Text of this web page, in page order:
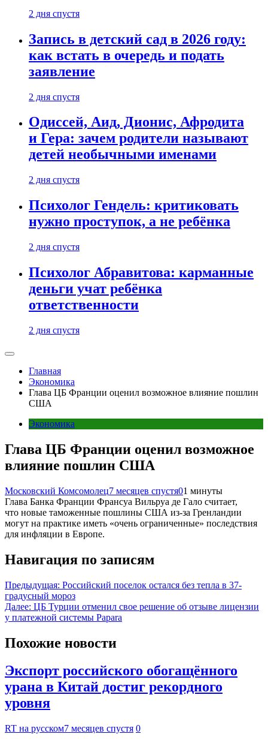
2 дня спустя
Запись в детский сад в 2026 году:
как встать в очередь и подать
заявление
2 дня спустя
Одиссей, Аид, Дионис, Афродита
и Гера: зачем родители называют
детей необычными именами
2 дня спустя
Психолог Гендель: критиковать
нужно проступок, а не ребёнка
2 дня спустя
Психолог Абравитова: карманные
деньги учат ребёнка
ответственности
2 дня спустя
Главная
Экономика
Глава ЦБ Франции оценил возможное влияние пошлин
США
Экономика
Глава ЦБ Франции оценил возможное
влияние пошлин США
Московский Комсомолец7 месяцев спустя01 минуты
Глава Банка Франции Франсуа Вильруа де Гало считает,
что новые таможенные пошлины США из-за Гренландии
могут на практике иметь «очень ограниченные» последствия
для инфляции в Европе.
Навигация по записям
Предыдущая: Российский поселок остался без тепла в 37-
градусный мороз
Далее: ЦБ Турции отменил свое решение об отзыве лицензии
у платежной системы Papara
Похожие новости
Экспорт российского обогащённого
урана в Китай достиг рекордного
уровня
RT на русском7 месяцев спустя 0